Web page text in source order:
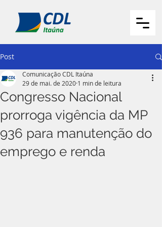
Post
Congresso Nacional
prorroga vigência da MP
936 para manutenção do
emprego e renda
Comunicação CDL Itaúna
29 de mai. de 2020 1 min de leitura